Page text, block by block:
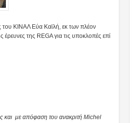
του ΚΙΝΑΛ Εύα Καϊλή, εκ των πλέον
της REGA για τις υποκλοπές επί
και με απόφαση του ανακριτή Michel